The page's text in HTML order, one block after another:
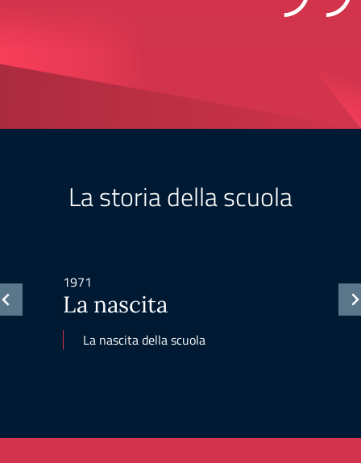
La storia della scuola
1971
La nascita
La nascita della scuola